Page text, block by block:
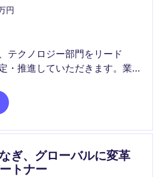
円
テクノロジー部門をリード
・推進していただきます。業
ジションです。
ぎ、グローバルに変革
トナー